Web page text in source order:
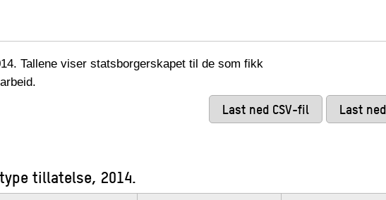
Tallene viser statsborgerskapet til de som fikk
Last ned CSV-fil Last
tillatelse, 2014.